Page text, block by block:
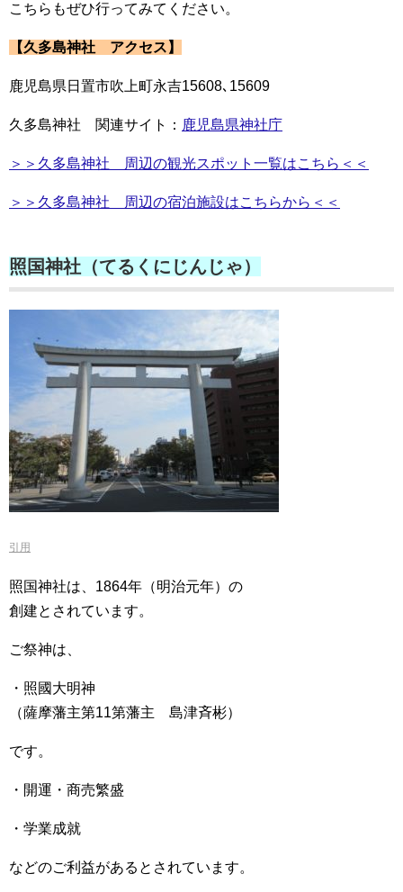
こちらもぜひ行ってみてください。
【久多島神社 アクセス】
鹿児島県日置市吹上町永吉15608､15609
久多島神社 関連サイト： 鹿児島県神社庁
＞＞久多島神社 周辺の観光スポット一覧はこちら＜＜
＞＞久多島神社 周辺の宿泊施設はこちらから＜＜
照国神社（てるくにじんじゃ）
引用
照国神社は、1864年（明治元年）の
創建とされています。
ご祭神は、
・照國大明神
（薩摩藩主第11第藩主 島津斉彬）
です。
・開運・商売繁盛
・学業成就
などのご利益があるとされています。